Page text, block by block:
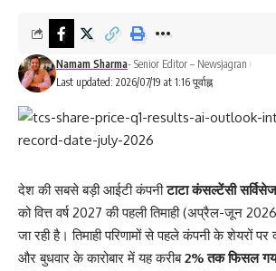
Last updated: 2026/07/19 at 1:16 पूर्वाह्न
Namam Sharma- Senior Editor – Newsjagran
देश की सबसे बड़ी आईटी कंपनीटाटा कंसल्टेंसी
को वित्त वर्ष 2027 की पहली तिमाही (अप्रैल-जून
जा रही है। तिमाही परिणामों से पहले कंपनी के शेयरों
और बुधवार के कारोबार में यह करीब2% तक फिसल